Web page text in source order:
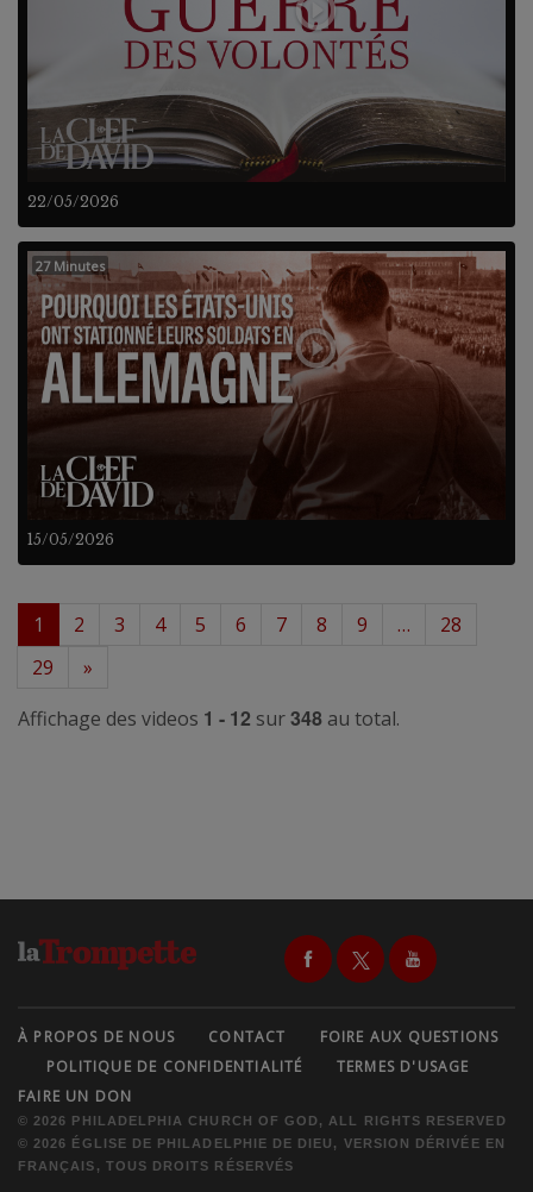
22/05/2026
15/05/2026
27 Minutes
1 2 3 4 5 6 7 8 9 …
28
29
»
Affichage des videos 1 - 12 sur348 au total.
À PROPOS DE NOUS CONTACT
FOIRE AUX QUESTIONS
POLITIQUE DE CONFIDENTIALITÉ
TERMES D'USAGE
FAIRE UN DON
© 2026 PHILADELPHIA CHURCH OF GOD, ALL RIGHTS RESERVED
© 2026 ÉGLISE DE PHILADELPHIE DE DIEU, VERSION DÉRIVÉE EN
FRANÇAIS, TOUS DROITS RÉSERVÉS